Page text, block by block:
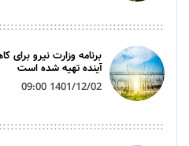
برنامه وزارت نیرو
آینده تهیه شده است
1401/12/02 09:00